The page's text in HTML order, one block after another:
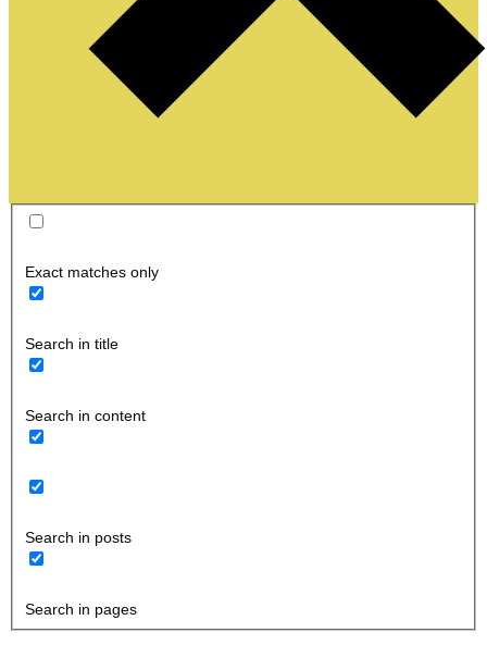
Exact matches only
Search in title
Search in content
Search in posts
Search in pages